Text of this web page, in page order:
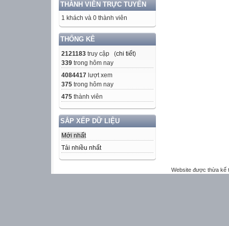
THÀNH VIÊN TRỰC TUYẾN
1 khách và 0 thành viên
THỐNG KÊ
2121183 truy cập (chi tiết)
339 trong hôm nay
4084417 lượt xem
375 trong hôm nay
475 thành viên
SẮP XẾP DỮ LIỆU
Mới nhất
Tải nhiều nhất
Website được thừa kế